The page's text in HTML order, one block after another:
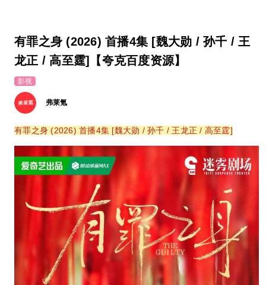
有罪之身 (2026) 首播4集 [魏大勋 / 孙千 / 王
龙正 / 高至霆]【夸克百度资源】
影视
弗莱氪
有罪之身 (2026) 首播4集 [魏大勋 / 孙千 / 王龙正 / 高至霆]